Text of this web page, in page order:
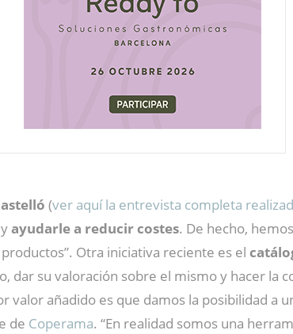
(ver aquí la entrevista completa
ayudarle a reducir costes. De hecho,
Otra iniciativa reciente es el
dar su valoración sobre el mismo y hacer la
valor añadido es que damos la posibilidad a
de Coperama. “En realidad somos una